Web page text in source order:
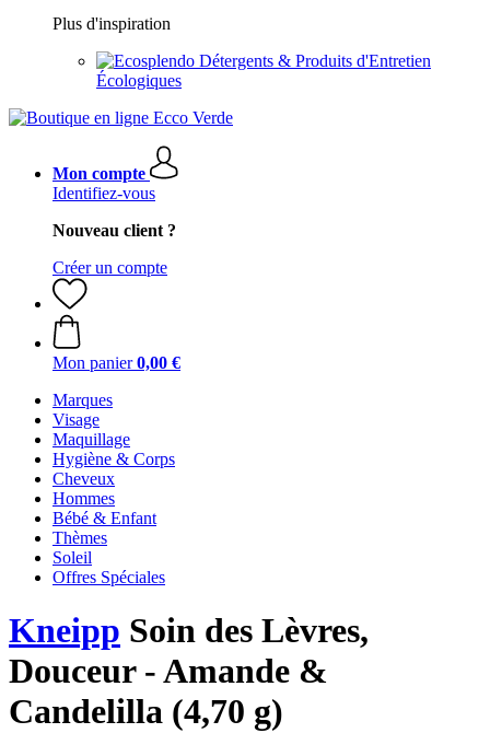
Plus d'inspiration
Détergents & Produits d'Entretien
Écologiques
Mon compte
Identifiez-vous
Nouveau client ?
Créer un compte
Mon panier 0,00 €
Marques
Visage
Maquillage
Hygiène & Corps
Cheveux
Hommes
Bébé & Enfant
Thèmes
Soleil
Offres Spéciales
Kneipp Soin des Lèvres,
Douceur - Amande &
Candelilla (4,70 g)